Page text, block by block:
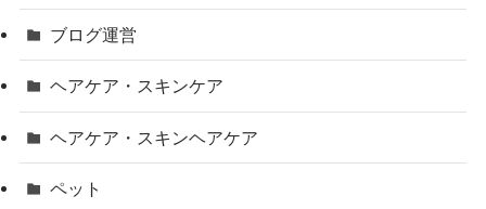
ブログ運営
ヘアケア・スキンケア
ヘアケア・スキンヘアケア
ペット